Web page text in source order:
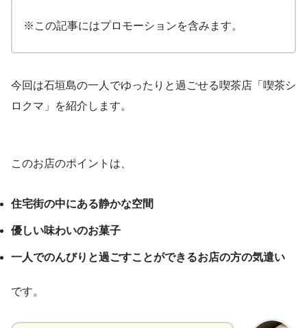
※この記事にはプロモーションを含みます。
今回は石垣島の一人でゆったりと過ごせる喫茶店「喫茶シ
ロクマ」を紹介します。
このお店のポイントは、
住宅街の中にある静かな空間
優しい味わいのお菓子
一人でのんびりと過ごすことができるお店の方の気遣い
です。